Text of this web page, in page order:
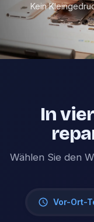
Kein
In
Wählen Sie den
Vor-Ort-